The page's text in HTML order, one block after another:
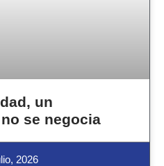
un
se negocia
2026